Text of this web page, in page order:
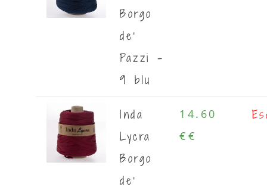
Borgo
de'
Pazzi -
9 blu
Inda
Lycra
Borgo
de'
14.60
€ €